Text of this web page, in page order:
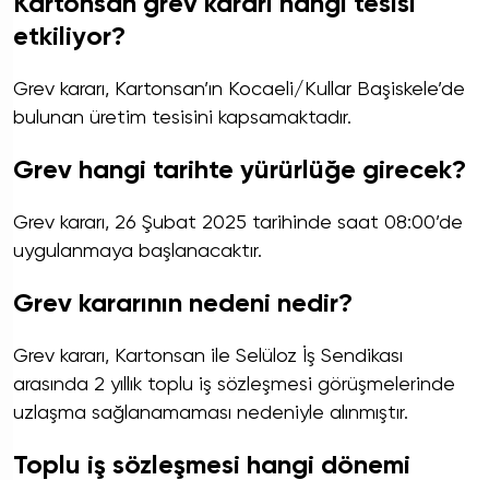
etkiliyor?
Grev kararı, Kartonsan’ın Kocaeli/Kullar Başiskele’de
bulunan üretim tesisini kapsamaktadır.
Grev hangi tarihte yürürlüğe girecek?
Grev kararı, 26 Şubat 2025 tarihinde saat 08:00’de
uygulanmaya başlanacaktır.
Grev kararının nedeni nedir?
Grev kararı, Kartonsan ile Selüloz İş Sendikası
arasında 2 yıllık toplu iş sözleşmesi görüşmelerinde
uzlaşma sağlanamaması nedeniyle alınmıştır.
Toplu iş sözleşmesi hangi dönemi